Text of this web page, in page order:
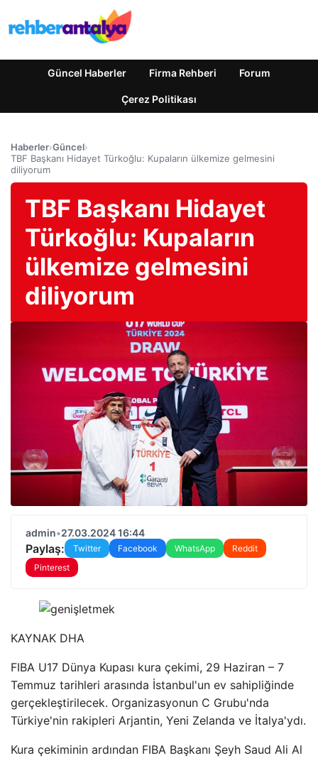
Güncel Haberler Firma Rehberi Forum
Çerez Politikası
Haberler›Güncel›
TBF Başkanı Hidayet Türkoğlu: Kupaların ülkemize gelmesini
diliyorum
TBF Başkanı Hidayet
Türkoğlu: Kupaların
ülkemize gelmesini
diliyorum
admin•27.03.2024 16:44
Paylaş: Twitter Facebook WhatsApp
Reddit
Pinterest
KAYNAK DHA
FIBA U17 Dünya Kupası kura çekimi, 29 Haziran – 7
Temmuz tarihleri ​​arasında İstanbul'un ev sahipliğinde
gerçekleştirilecek. Organizasyonun C Grubu'nda
Türkiye'nin rakipleri Arjantin, Yeni Zelanda ve İtalya'ydı.
Kura çekiminin ardından FIBA ​​Başkanı Şeyh Saud Ali Al